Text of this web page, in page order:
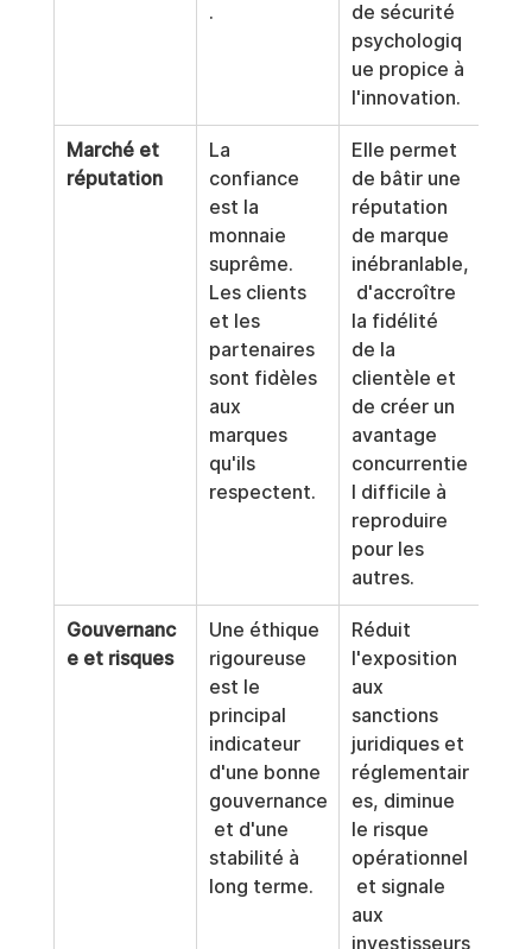
.
de sécurité
psychologiq
ue propice à
l'innovation.
Marché et
réputation
La
confiance
est la
monnaie
suprême.
Les clients
et les
partenaires
sont fidèles
aux
marques
qu'ils
respectent.
Elle permet
de bâtir une
réputation
de marque
inébranlable,
d'accroître
la fidélité
de la
clientèle et
de créer un
avantage
concurrentie
l difficile à
reproduire
pour les
autres.
Gouvernanc
e et risques
Une éthique
rigoureuse
est le
principal
indicateur
d'une bonne
gouvernance
et d'une
stabilité à
long terme.
Réduit
l'exposition
aux
sanctions
juridiques et
réglementair
es, diminue
le risque
opérationnel
et signale
aux
investisseurs